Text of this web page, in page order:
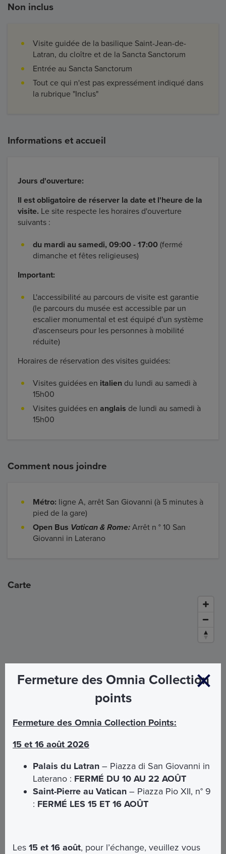
Non inclus
Visite guidée de la basilique Saint-Jean-de-
Latran, du cloître et de la Sancta Sanctorum
Entrée au Sancta Sanctorum
Tout ce qui n'est pas expressément indiqué dans
la rubrique "Inclus"
Informations et accueil
Jours d'ouverture:
Il est obligatoire de réserver la date et l'heure de la
visite. Le site respecte les horaires d'ouverture
suivants :
du mardi au samedi, 09:00 - 17:00 (fermé
dimanche et fêtes religieuses)
Important:
L'accessibilité au parcours de visite est garantie
(le parcours du musée est accessible par un
escalier monumental et est équipé d'un système
d'ascenseurs pour les personnes à mobilité
réduite)
Horaires de réservation des visites guidées:
Visites guidées en italien du lundi au samedi à
15h00
Visites guidées en anglais de lundi au samedi à
15h00
Comment nous joindre
Métro: ligne A, arrêt San Giovanni (à 5 minutes à
pied de la gare)
Open Bus Vatican & Rome: Arrêt n ° 10 San
Giovanni in Laterano
Carte
Fermeture des Omnia Collection
points
Fermeture des Omnia Collection Points:
15 et 16 août 2026
Palais du Latran – Piazza di San Giovanni in
Laterano : FERMÉ DU 10 AU 22 AOÛT
Saint-Pierre au Vatican – Piazza Pio XII, n° 9
: FERMÉ LES 15 ET 16 AOÛT
Les15 et 16 août, pour l’échange, veuillez vous